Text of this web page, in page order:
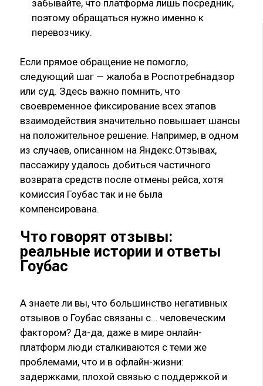
забывайте, что платформа лишь посредник,
поэтому обращаться нужно именно к
перевозчику.
Если прямое обращение не помогло,
следующий шаг — жалоба в Роспотребнадзор
или суд. Здесь важно помнить, что
своевременное фиксирование всех этапов
взаимодействия значительно повышает шансы
на положительное решение. Например, в одном
из случаев, описанном на Яндекс.Отзывах,
пассажиру удалось добиться частичного
возврата средств после отмены рейса, хотя
комиссия Гоубас так и не была
компенсирована.
Что говорят отзывы:
реальные истории и ответы
Гоубас
А знаете ли вы, что большинство негативных
отзывов о Гоубас связаны с… человеческим
фактором? Да-да, даже в мире онлайн-
платформ люди сталкиваются с теми же
проблемами, что и в офлайн-жизни:
задержками, плохой связью с поддержкой и